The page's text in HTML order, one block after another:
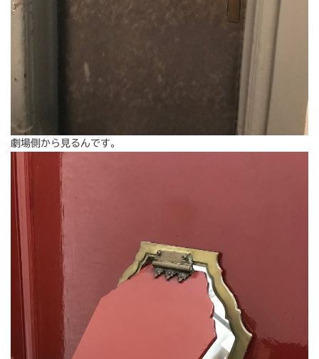
劇場側から見るんです。